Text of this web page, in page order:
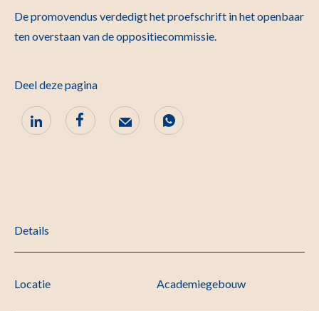
De promovendus verdedigt het proefschrift in het openbaar
ten overstaan van de oppo­sitie­commissie.
Deel deze pagina
Details
Locatie Academiegebouw